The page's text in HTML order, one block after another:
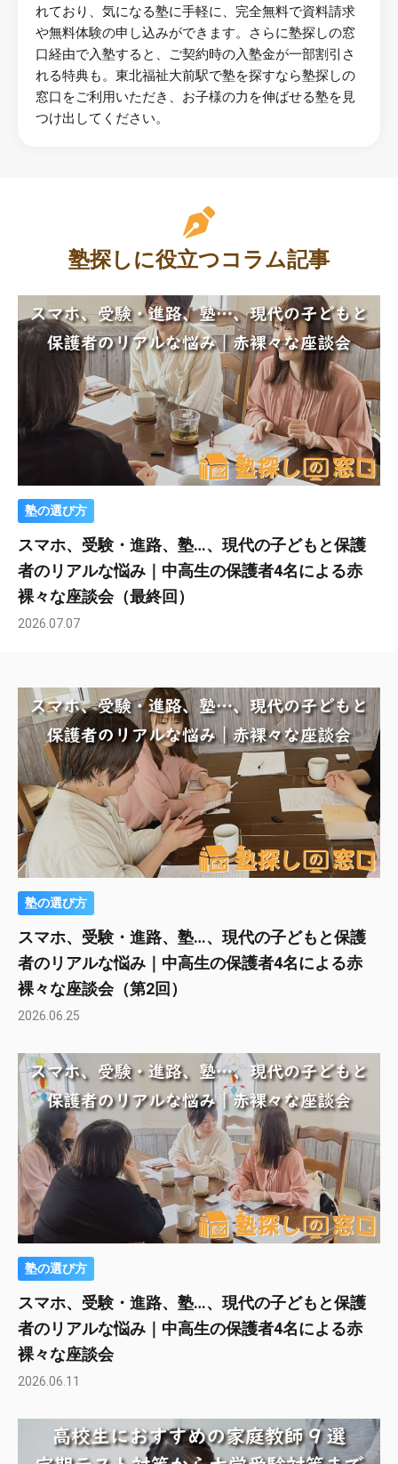
れており、気になる塾に手軽に、完全無料で資料請求
や無料体験の申し込みができます。さらに塾探しの窓
口経由で入塾すると、ご契約時の入塾金が一部割引さ
れる特典も。東北福祉大前駅で塾を探すなら塾探しの
窓口をご利用いただき、お子様の力を伸ばせる塾を見
つけ出してください。
塾探しに役立つコラム記事
塾の選び方
スマホ、受験・進路、塾…、現代の子どもと保護
者のリアルな悩み｜中高生の保護者4名による赤
裸々な座談会（最終回）
2026.07.07
塾の選び方
スマホ、受験・進路、塾…、現代の子どもと保護
者のリアルな悩み｜中高生の保護者4名による赤
裸々な座談会（第2回）
2026.06.25
塾の選び方
スマホ、受験・進路、塾…、現代の子どもと保護
者のリアルな悩み｜中高生の保護者4名による赤
裸々な座談会
2026.06.11